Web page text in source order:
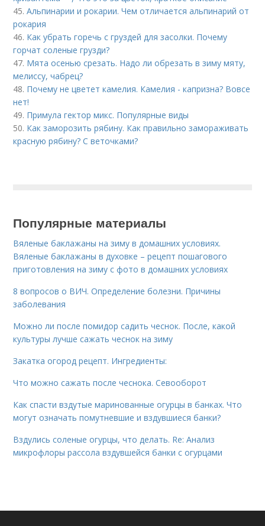
45.Альпинарии и рокарии. Чем отличается альпинарий от
рокария
46. Как убрать горечь с груздей для засолки. Почему
горчат соленые грузди?
47. Мята осенью срезать. Надо ли обрезать в зиму мяту,
мелиссу, чабрец?
48. Почему не цветет камелия. Камелия - капризна? Вовсе
нет!
49. Примула гектор микс. Популярные виды
50. Как заморозить рябину. Как правильно замораживать
красную рябину? С веточками?
Популярные материалы
Вяленые баклажаны на зиму в домашних условиях.
Вяленые баклажаны в духовке – рецепт пошагового
приготовления на зиму с фото в домашних условиях
8 вопросов о ВИЧ. Определение болезни. Причины
заболевания
Можно ли после помидор садить чеснок. После, какой
культуры лучше сажать чеснок на зиму
Закатка огород рецепт. Ингредиенты:
Что можно сажать после чеснока. Севооборот
Как спасти вздутые маринованные огурцы в банках. Что
могут означать помутневшие и вздувшиеся банки?
Вздулись соленые огурцы, что делать. Re: Анализ
микрофлоры рассола вздувшейся банки с огурцами